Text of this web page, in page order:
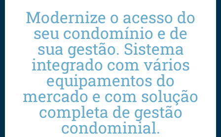
Modernize o acesso do
seu condomínio e de
sua gestão. Sistema
integrado com vários
equipamentos do
mercado e com solução
completa de gestão
condominial.